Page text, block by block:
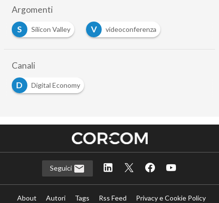
Argomenti
S
Silicon Valley V
videoconferenza
Canali
D
Digital Economy
Seguici
About Autori Tags Rss Feed
Privacy e Cookie Policy